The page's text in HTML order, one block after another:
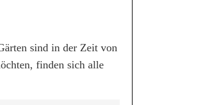
sind in der Zeit von
finden sich alle